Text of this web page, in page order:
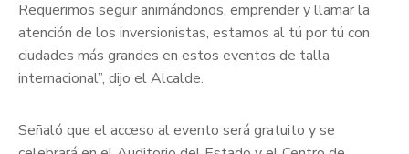
Requerimos seguir animándonos, emprender y llamar la
atención de los inversionistas, estamos al tú por tú con
ciudades más grandes en estos eventos de talla
internacional”, dijo el Alcalde.
Señaló que el acceso al evento será gratuito y se